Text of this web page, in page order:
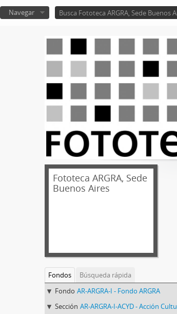
Navegar
Fototeca ARGRA, Sede
Buenos Aires
Fondos
Búsqueda rápida
Fondo AR-ARGRA-I - Fondo ARGRA
Sección AR-ARGRA-I-ACYD - Acción Cultural y Difusión